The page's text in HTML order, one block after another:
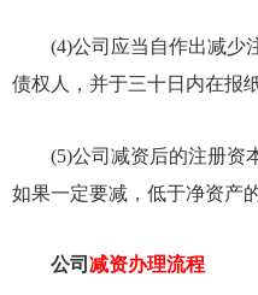
(4)公司应当自作出减少
债权人，并于三十日内在报
(5)公司减资后的注册资
如果一定要减，低于净资产
公司 减资办理流程